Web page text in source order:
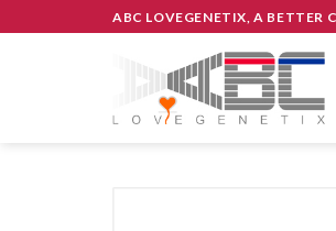
to
ABC LOVEGENETIX, A BETTER